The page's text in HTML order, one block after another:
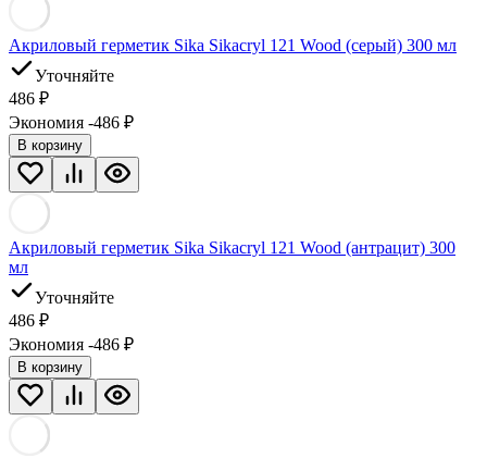
Акриловый герметик Sika Sikacryl 121 Wood (серый) 300 мл
Уточняйте
486 ₽
Экономия -486 ₽
В корзину
Акриловый герметик Sika Sikacryl 121 Wood (антрацит) 300
мл
Уточняйте
486 ₽
Экономия -486 ₽
В корзину